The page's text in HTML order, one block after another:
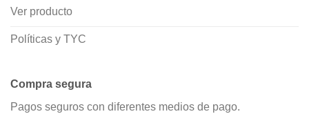
Ver producto
Políticas y TYC
Compra segura
Pagos seguros con diferentes medios de pago.